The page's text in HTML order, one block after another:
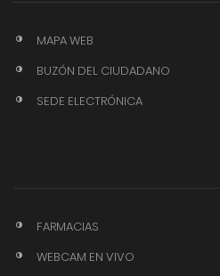
MAPA WEB
BUZÓN DEL CIUDADANO
SEDE ELECTRÓNICA
FARMACIAS
WEBCAM EN VIVO